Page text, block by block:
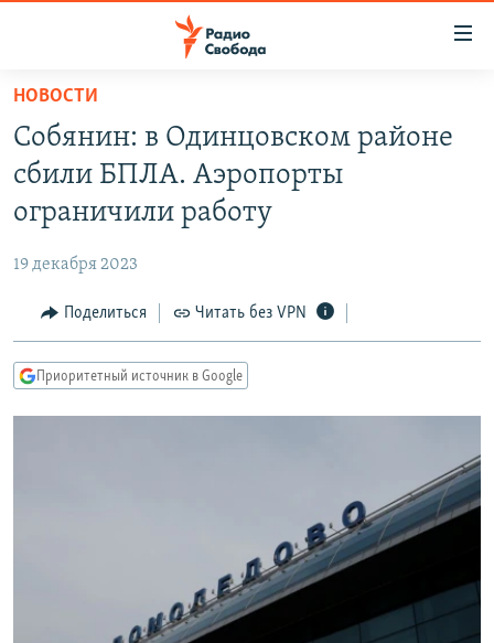
упрощенного
доступа
Вернуться
основному
Вернутся
Вернутся
ПРОГРАММЫ
ПОДКАСТЫ
МНЕНИЯ
КУЛЬТУРА
КАВКАЗ.РЕАЛИИ
ПОДПИШИТЕСЬ НА РАССЫЛКУ
НОВОСТИ
Собянин: в Одинцовском районе
сбили БПЛА. Аэропорты
ограничили работу
19 декабря 2023
Поделиться Читать без VPN
Приоритетный источник в Google